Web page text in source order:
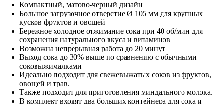
Компактный, матово-черный дизайн
Большое загрузочное отверстие Ø 105 мм для крупных
кусков фруктов и овощей
Бережное холодное отжимание сока при 40 об/мин для
сохранения натурального вкуса и витаминов
Возможна непрерывная работа до 20 минут
Выход сока до 30% выше по сравнению с обычными
соковыжималками
Идеально подходит для свежевыжатых соков из фруктов,
овощей и трав.
Также подходит для приготовления миндального молока.
В комплект входят два больших контейнера для сока и